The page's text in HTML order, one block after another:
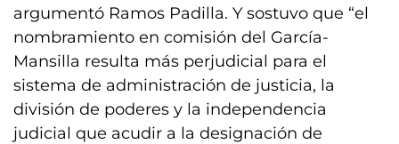
argumentó Ramos Padilla. Y sostuvo que “el
nombramiento en comisión del García-
Mansilla resulta más perjudicial para el
sistema de administración de justicia, la
división de poderes y la independencia
judicial que acudir a la designación de